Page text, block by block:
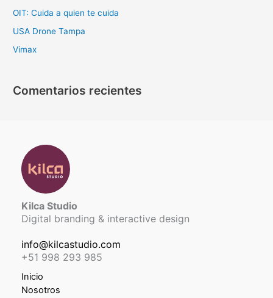
OIT: Cuida a quien te cuida
USA Drone Tampa
Vimax
Comentarios recientes
Kilca Studio
Digital branding & interactive design
info@kilcastudio.com
+51 998 293 985
Inicio
Nosotros